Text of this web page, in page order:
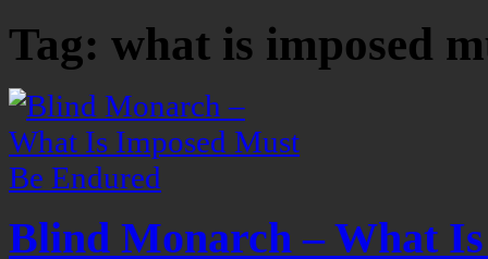
Tag: what is imposed
Blind Monarch – What